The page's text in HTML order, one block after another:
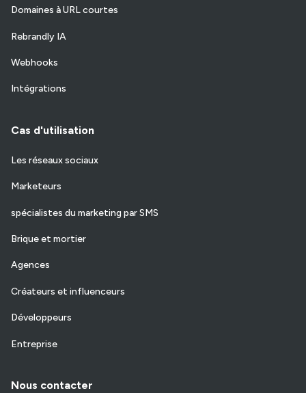
Domaines à URL courtes
Rebrandly IA
Webhooks
Intégrations
Cas d'utilisation
Les réseaux sociaux
Marketeurs
spécialistes du marketing par SMS
Brique et mortier
Agences
Créateurs et influenceurs
Développeurs
Entreprise
Nous contacter